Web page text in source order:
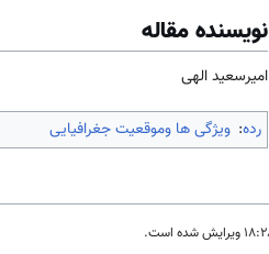
نویسنده مقاله
امیرسعید الهی
رده: ویژگی ها وموقعیت جغرافیایی